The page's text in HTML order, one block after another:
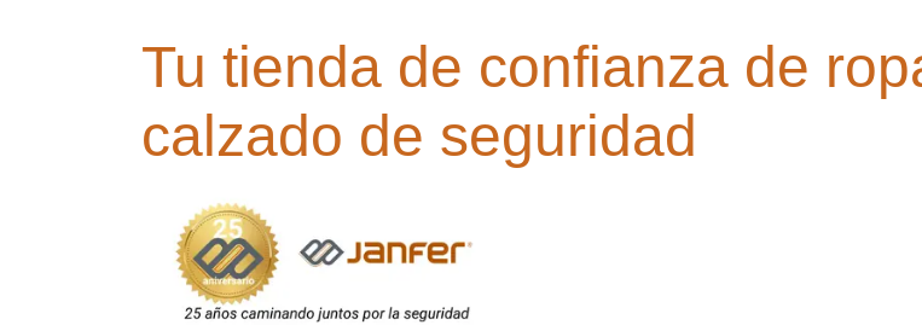
Tu tienda de confianza de
calzado de seguridad